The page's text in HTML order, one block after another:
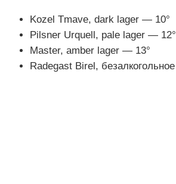
Kozel Tmave, dark lager — 10°
Pilsner Urquell, pale lager — 12°
Master, amber lager — 13°
Radegast Birel, безалкогольное